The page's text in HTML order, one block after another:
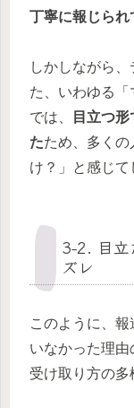
丁寧に報じられ
しかしながら
た、いわゆる「
では、
目立つ
たため、多くの
け？」と感じて
3-2. 目立
ズレ
このように、
いなかった理
受け取り方の多